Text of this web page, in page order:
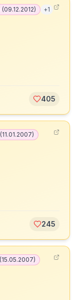
(09.12.2012) +1
405
(11.01.2007)
245
(15.05.2007)